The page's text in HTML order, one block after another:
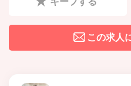
この求人